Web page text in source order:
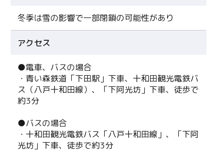
冬季は雪の影響で一部閉鎖の可能性があり
アクセス
●電車、バスの場合
・青い森鉄道「下田駅」下車、十和田観光電鉄バ
ス（八戸十和田線）、「下阿光坊」下車、徒歩で
約3分
●バスの場合
・十和田観光電鉄バス「八戸十和田線」、「下阿
光坊」下車、徒歩で約3分